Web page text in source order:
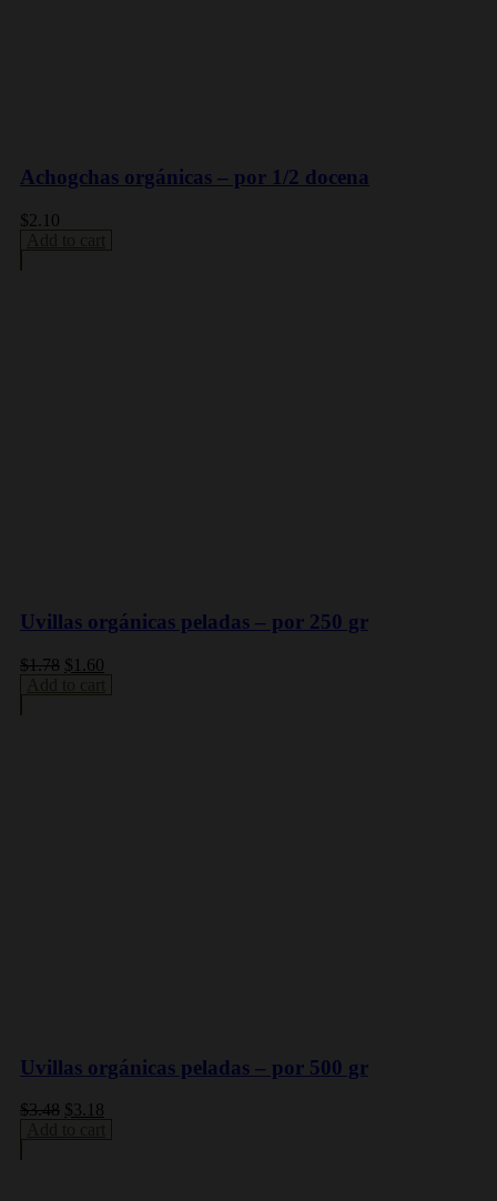
Achogchas orgánicas – por 1/2 docena
$2.10
Add to cart
Uvillas orgánicas peladas – por 250 gr
$1.78 $ 1.60
Add to cart
Uvillas orgánicas peladas – por 500 gr
$3.48 $3.18
Add to cart